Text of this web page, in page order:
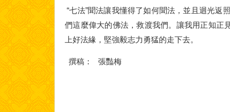
“七法”聞法讓我懂得了如何聞法，並且迴光返
們這麼偉大的佛法，救渡我們。讓我用正知正
上好法緣，堅強毅志力勇猛的走下去。
撰稿： 張豔梅